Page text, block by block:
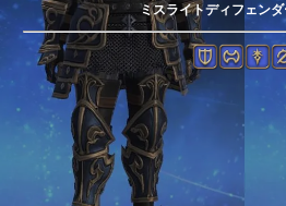
ミスライトディフェン